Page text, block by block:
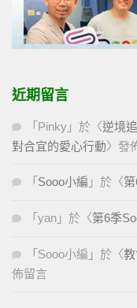
近期留言
「 Pinky 」於〈逆境
對合宜的愛心行動〉發
「 Sooo小編 」於〈
「 yan 」於〈第6季
「 Sooo小編 」於〈
佈留言